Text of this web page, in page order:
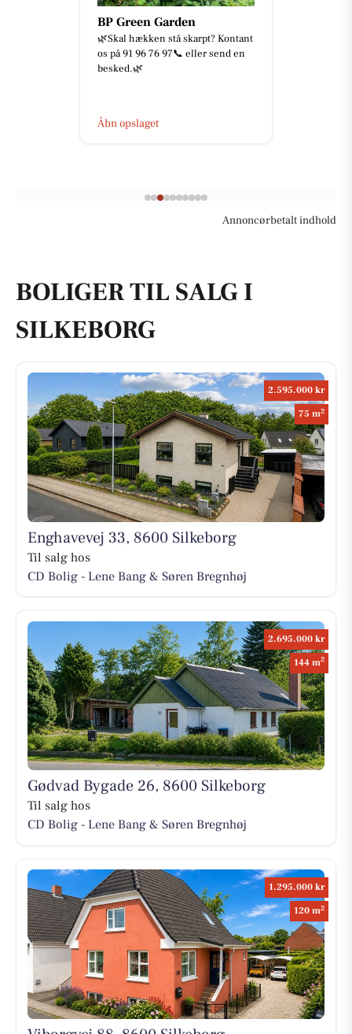
BP Green Garden
🌿Skal hækken stå skarpt? Kontant
os på 91 96 76 97📞 eller send en
besked.🌿
Åbn opslaget
Annoncørbetalt indhold
BOLIGER TIL SALG I
SILKEBORG
2.595.000 kr
75 m2
Enghavevej 33, 8600 Silkeborg
Til salg hos
CD Bolig - Lene Bang & Søren Bregnhøj
2.695.000 kr
144 m2
Gødvad Bygade 26, 8600 Silkeborg
Til salg hos
CD Bolig - Lene Bang & Søren Bregnhøj
1.295.000 kr
120 m2